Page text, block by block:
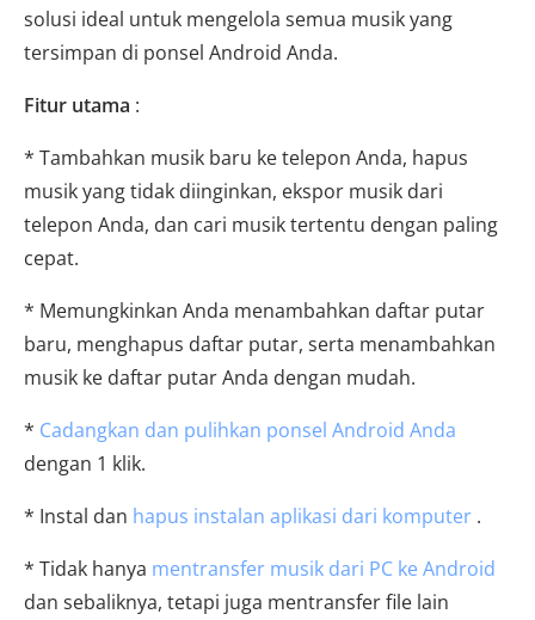
solusi ideal untuk mengelola semua musik yang
tersimpan di ponsel Android Anda.
Fitur utama :
* Tambahkan musik baru ke telepon Anda, hapus
musik yang tidak diinginkan, ekspor musik dari
telepon Anda, dan cari musik tertentu dengan paling
cepat.
* Memungkinkan Anda menambahkan daftar putar
baru, menghapus daftar putar, serta menambahkan
musik ke daftar putar Anda dengan mudah.
* Cadangkan dan pulihkan ponsel Android Anda
dengan 1 klik.
* Instal dan hapus instalan aplikasi dari komputer .
* Tidak hanya mentransfer musik dari PC ke Android
dan sebaliknya, tetapi juga mentransfer file lain